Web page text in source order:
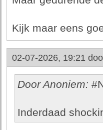
Kijk maar eens
02-07-2026, 19:21
Door Anoniem:
Inderdaad